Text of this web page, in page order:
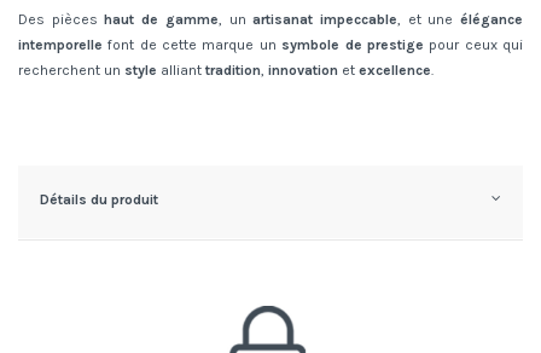
Des pièceshaut de gamme , unartisanat impeccable , et uneélégance
intemporelle font de cette marque un symbole de prestige pour ceux qui
recherchent un style alliant tradition innovation et excellence
Détails du produit